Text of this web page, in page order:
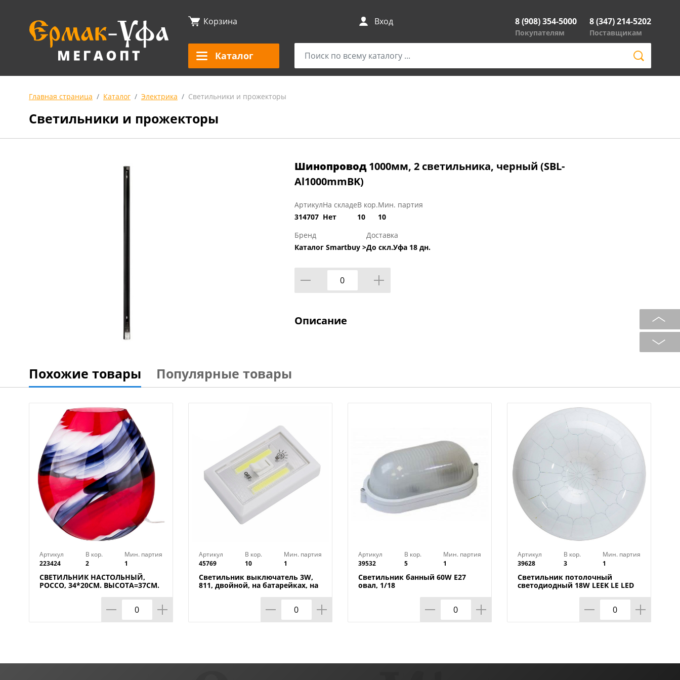
Корзина Вход 8 (908) 354-5000
Покупателям
8 (347) 214-5202
Поставщикам
Каталог
Главная страница Каталог Электрика Светильники и прожекторы
Светильники и прожекторы
Шинопровод 1000мм, 2 светильника, черный (SBL-
Al1000mmBK)
Артикул
314707
На складе
Нет
В кор.
10
Мин. партия
10
Бренд
Каталог Smartbuy >
Доставка
До скл.Уфа 18 дн.
Описание
Похожие товары Популярные товары
Артикул
223424
В кор.
2
Мин. партия
1
СВЕТИЛЬНИК НАСТОЛЬНЫЙ,
РОССО, 34*20СМ. ВЫСОТА=37СМ.
Артикул
45769
В кор.
10
Мин. партия
1
Светильник выключатель 3W,
811, двойной, на батарейках, на
Артикул
39532
В кор.
5
Мин. партия
1
Светильник банный 60W Е27
овал, 1/18
Артикул
39628
В кор.
3
Мин. партия
1
Светильник потолочный
светодиодный 18W LEEK LE LED